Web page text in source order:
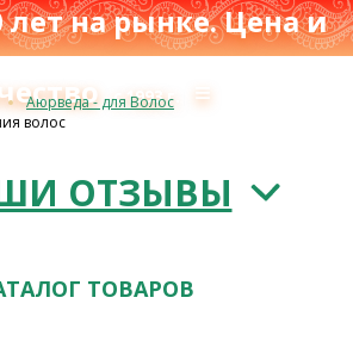
лет на рынке. Цена и
с 1993 г. ≡
Аюрведа - для Волос
волос
ОТЗЫВЫ
ТОВАРОВ